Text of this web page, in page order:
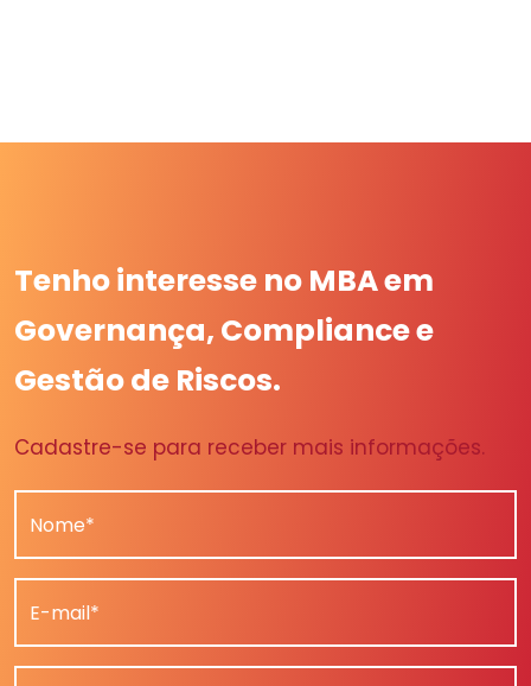
Tenho interesse no MBA em
Governança, Compliance e
Gestão de Riscos.
Cadastre-se para receber mais informações.
Nome*
E-mail*